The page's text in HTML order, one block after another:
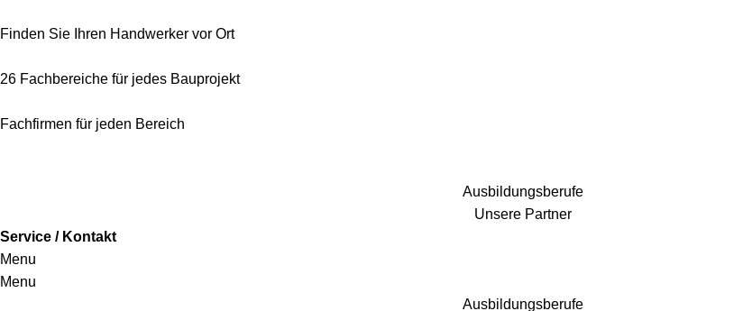
Finden Sie Ihren Handwerker vor Ort
26 Fachbereiche für jedes Bauprojekt
Fachfirmen für jeden Bereich
Ausbildungsberufe
Unsere Partner
Service / Kontakt
Menu
Menu
Ausbildungsberufe